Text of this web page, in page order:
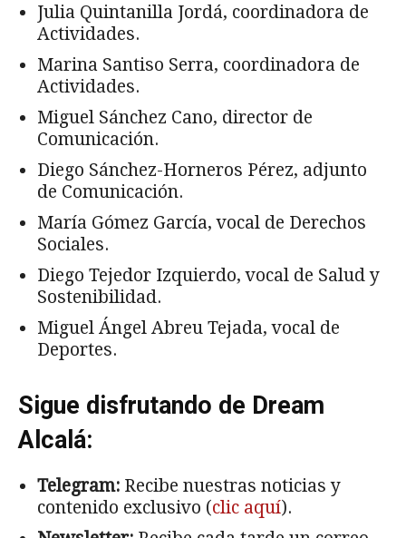
Julia Quintanilla Jordá, coordinadora de
Actividades.
Marina Santiso Serra, coordinadora de
Actividades.
Miguel Sánchez Cano, director de
Comunicación.
Diego Sánchez-Horneros Pérez, adjunto
de Comunicación.
María Gómez García, vocal de Derechos
Sociales.
Diego Tejedor Izquierdo, vocal de Salud y
Sostenibilidad.
Miguel Ángel Abreu Tejada, vocal de
Deportes.
Sigue disfrutando de Dream
Alcalá:
Telegram: Recibe nuestras noticias y
contenido exclusivo (clic aquí).